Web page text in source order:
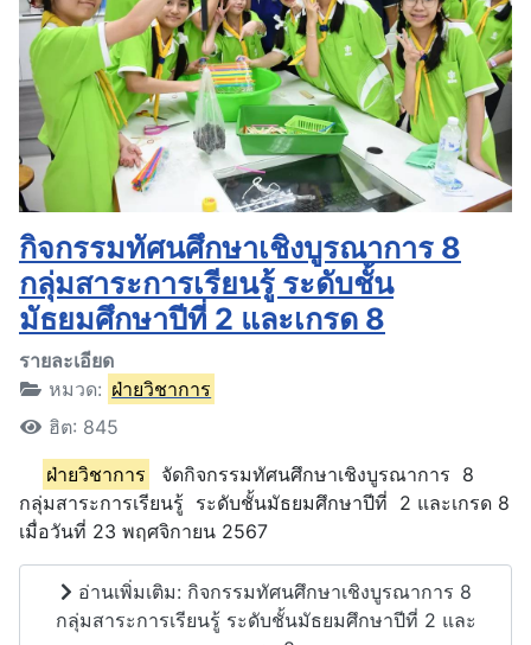
กิจกรรมทัศนศึกษาเชิงบูรณาการ 8
กลุ่มสาระการเรียนรู้ ระดับชั้น
มัธยมศึกษาปีที่ 2 และเกรด 8
รายละเอียด
หมวด: ฝ่ายวิชาการ
ฮิต: 845
ฝ่ายวิชาการ
จัดกิจกรรมทัศนศึกษาเชิงบูรณาการ 8
กลุ่มสาระการเรียนรู้ ระดับชั้นมัธยมศึกษาปีที่ 2 และเกรด 8
เมื่อวันที่ 23 พฤศจิกายน 2567
อ่านเพิ่มเติม: กิจกรรมทัศนศึกษาเชิงบูรณาการ 8
กลุ่มสาระการเรียนรู้ ระดับชั้นมัธยมศึกษาปีที่ 2 และ